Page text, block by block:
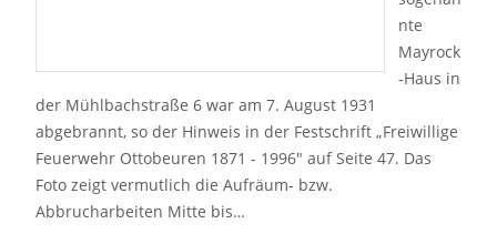
nte
Mayrock
-Haus in
der Mühlbachstraße 6 war am 7. August 1931
abgebrannt, so der Hinweis in der Festschrift „Freiwillige
Feuerwehr Ottobeuren 1871 - 1996" auf Seite 47. Das
Foto zeigt vermutlich die Aufräum- bzw.
Abbrucharbeiten Mitte bis…